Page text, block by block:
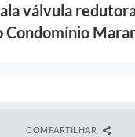
válvula
Condomí­nio
COMPARTILHAR